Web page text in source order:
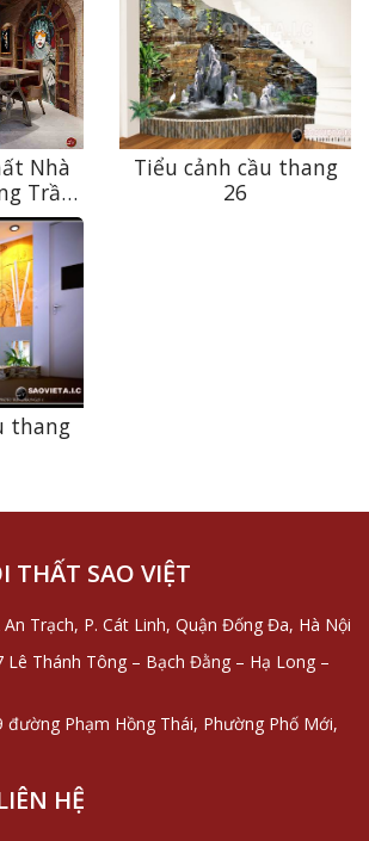
Nhà
Trần
đáo,
Tiểu cảnh cầu thang
26
thang
THẤT SAO VIỆT
Trạch, P. Cát Linh, Quận Đống Đa, Hà Nội
Lê Thánh Tông – Bạch Đằng – Hạ Long –
đường Phạm Hồng Thái, Phường Phố Mới,
HỆ